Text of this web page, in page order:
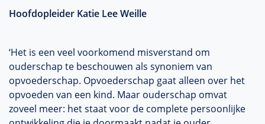
Hoofdopleider Katie Lee Weille
‘Het is een veel voorkomend misverstand om
ouderschap te beschouwen als synoniem van
opvoederschap. Opvoederschap gaat alleen over het
opvoeden van een kind. Maar ouderschap omvat
zoveel meer: het staat voor de complete persoonlijke